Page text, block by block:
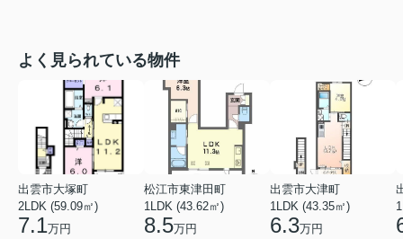
よく見られている物件
出雲市大塚町
2LDK (59.09㎡)
7.1万円
松江市東津田町
1LDK (43.62㎡)
8.5万円
出雲市大津町
1LDK (43.35㎡)
6.3万円